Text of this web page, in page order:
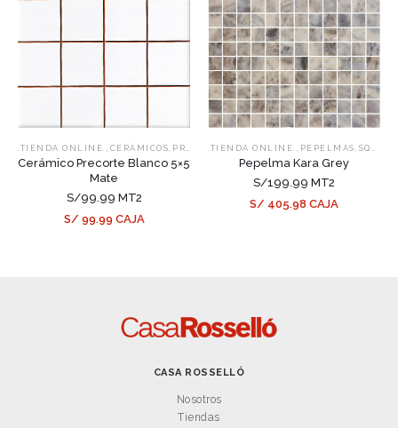
.TIENDA ONLINE. CERÁMICOS PRECORTE
Cerámico Precorte Blanco 5×5
Mate
S/99.99 MT2
S/ 99.99 CAJA
.TIENDA ONLINE. PEPELMAS SQUARE
Pepelma Kara Grey
S/199.99 MT2
S/ 405.98 CAJA
CASA ROSSELLÓ
Nosotros
Tiendas